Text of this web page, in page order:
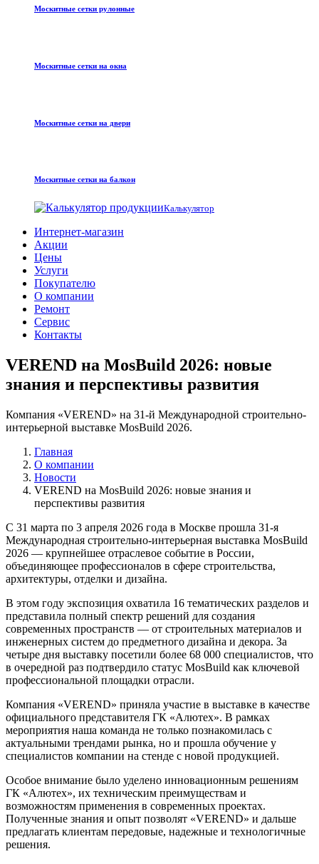
Москитные сетки рулонные
Москитные сетки на окна
Москитные сетки на двери
Москитные сетки на балкон
Калькулятор
Интернет-магазин
Акции
Цены
Услуги
Покупателю
О компании
Ремонт
Сервис
Контакты
VEREND на MosBuild 2026: новые
знания и перспективы развития
Компания «VEREND» на 31-й Международной строительно-
интерьерной выставке MosBuild 2026.
Главная
О компании
Новости
VEREND на MosBuild 2026: новые знания и
перспективы развития
С 31 марта по 3 апреля 2026 года в Москве прошла 31-я
Международная строительно-интерьерная выставка MosBuild
2026 — крупнейшее отраслевое событие в России,
объединяющее профессионалов в сфере строительства,
архитектуры, отделки и дизайна.
В этом году экспозиция охватила 16 тематических разделов и
представила полный спектр решений для создания
современных пространств — от строительных материалов и
инженерных систем до предметного дизайна и декора. За
четыре дня выставку посетили более 68 000 специалистов, что
в очередной раз подтвердило статус MosBuild как ключевой
профессиональной площадки отрасли.
Компания «VEREND» приняла участие в выставке в качестве
официального представителя ГК «Алютех». В рамках
мероприятия наша команда не только познакомилась с
актуальными трендами рынка, но и прошла обучение у
специалистов компании на стенде с новой продукцией.
Особое внимание было уделено инновационным решениям
ГК «Алютех», их техническим преимуществам и
возможностям применения в современных проектах.
Полученные знания и опыт позволят «VEREND» и дальше
предлагать клиентам передовые, надежные и технологичные
решения.